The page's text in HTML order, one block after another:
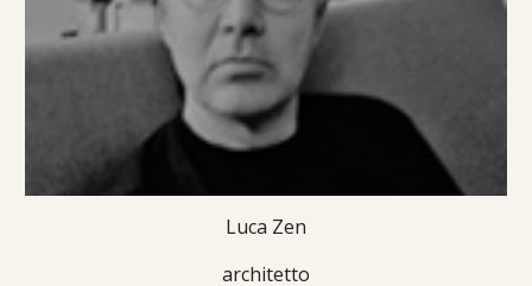
Luca Zen
architetto